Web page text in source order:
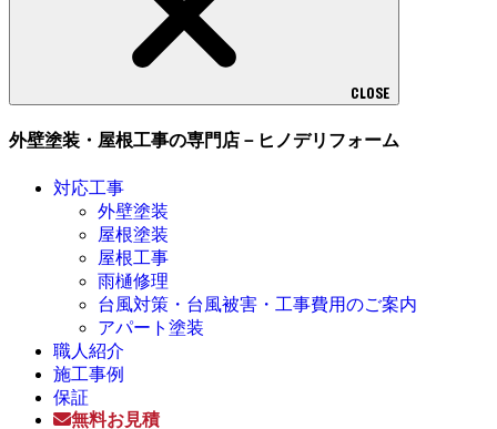
CLOSE
外壁塗装・屋根工事の専門店－ヒノデリフォーム
対応工事
外壁塗装
屋根塗装
屋根工事
雨樋修理
台風対策・台風被害・工事費用のご案内
アパート塗装
職人紹介
施工事例
保証
無料お見積